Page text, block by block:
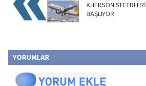
KHERSON SEFERLERİ
BAŞLIYOR
YORUMLAR